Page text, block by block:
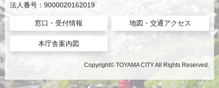
法人番号：9000020162019
窓口・受付情報 地図・交通アクセス
本庁舎案内図
Copyright© TOYAMA CITY All Rights Reserved.